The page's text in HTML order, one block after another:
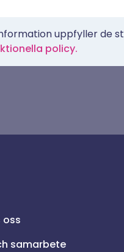
uppfyller de
policy.
oss
samarbete